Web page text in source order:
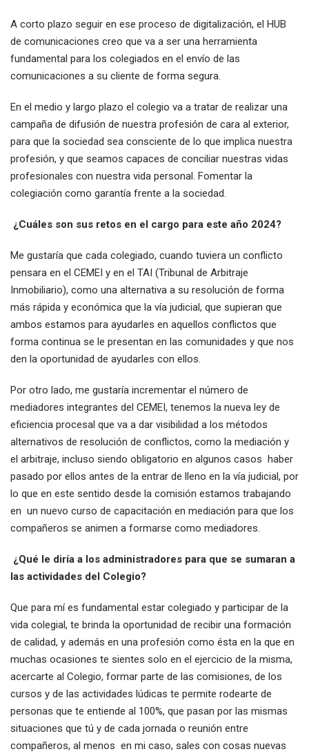
A corto plazo seguir en ese proceso de digitalización, el HUB
de comunicaciones creo que va a ser una herramienta
fundamental para los colegiados en el envío de las
comunicaciones a su cliente de forma segura.
En el medio y largo plazo el colegio va a tratar de realizar una
campaña de difusión de nuestra profesión de cara al exterior,
para que la sociedad sea consciente de lo que implica nuestra
profesión, y que seamos capaces de conciliar nuestras vidas
profesionales con nuestra vida personal. Fomentar la
colegiación como garantía frente a la sociedad.
¿Cuáles son sus retos en el cargo para este año 2024?
Me gustaría que cada colegiado, cuando tuviera un conflicto
pensara en el CEMEI y en el TAI (Tribunal de Arbitraje
Inmobiliario), como una alternativa a su resolución de forma
más rápida y económica que la vía judicial, que supieran que
ambos estamos para ayudarles en aquellos conflictos que
forma continua se le presentan en las comunidades y que nos
den la oportunidad de ayudarles con ellos.
Por otro lado, me gustaría incrementar el número de
mediadores integrantes del CEMEI, tenemos la nueva ley de
eficiencia procesal que va a dar visibilidad a los métodos
alternativos de resolución de conflictos, como la mediación y
el arbitraje, incluso siendo obligatorio en algunos casos haber
pasado por ellos antes de la entrar de lleno en la vía judicial, por
lo que en este sentido desde la comisión estamos trabajando
en un nuevo curso de capacitación en mediación para que los
compañeros se animen a formarse como mediadores.
¿Qué le diría a los administradores para que se sumaran a
las actividades del Colegio?
Que para mí es fundamental estar colegiado y participar de la
vida colegial, te brinda la oportunidad de recibir una formación
de calidad, y además en una profesión como ésta en la que en
muchas ocasiones te sientes solo en el ejercicio de la misma,
acercarte al Colegio, formar parte de las comisiones, de los
cursos y de las actividades lúdicas te permite rodearte de
personas que te entiende al 100%, que pasan por las mismas
situaciones que tú y de cada jornada o reunión entre
compañeros, al menos en mi caso, sales con cosas nuevas